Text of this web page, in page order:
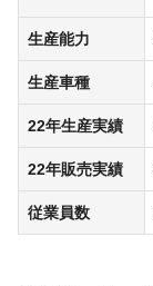
生産能力
生産車種
22年生産実績
22年販売実績
従業員数